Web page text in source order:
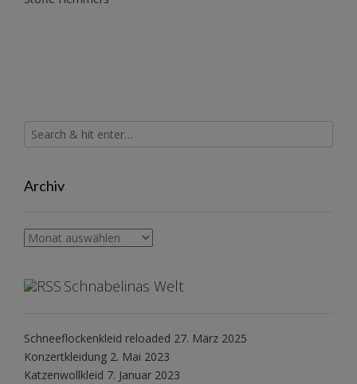
Archiv
Archiv
Schnabelinas Welt
Schneeflockenkleid reloaded 27. März 2025
Konzertkleidung 2. Mai 2023
Katzenwollkleid 7. Januar 2023